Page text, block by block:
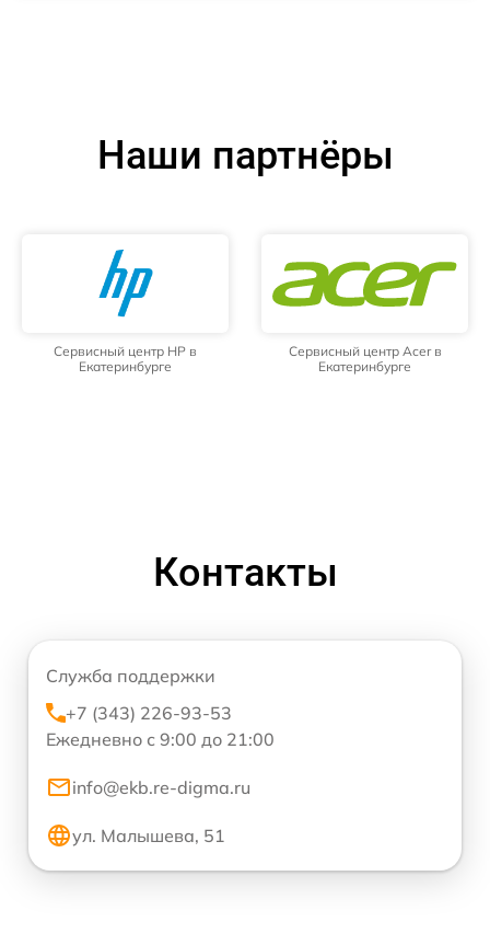
Наши партнёры
Сервисный центр HP в
Екатеринбурге
Сервисный центр Acer в
Екатеринбурге
Контакты
Служба поддержки
+7 (343) 226-93-53
Ежедневно с 9:00 до 21:00
info@ekb.re-digma.ru
ул. Малышева, 51